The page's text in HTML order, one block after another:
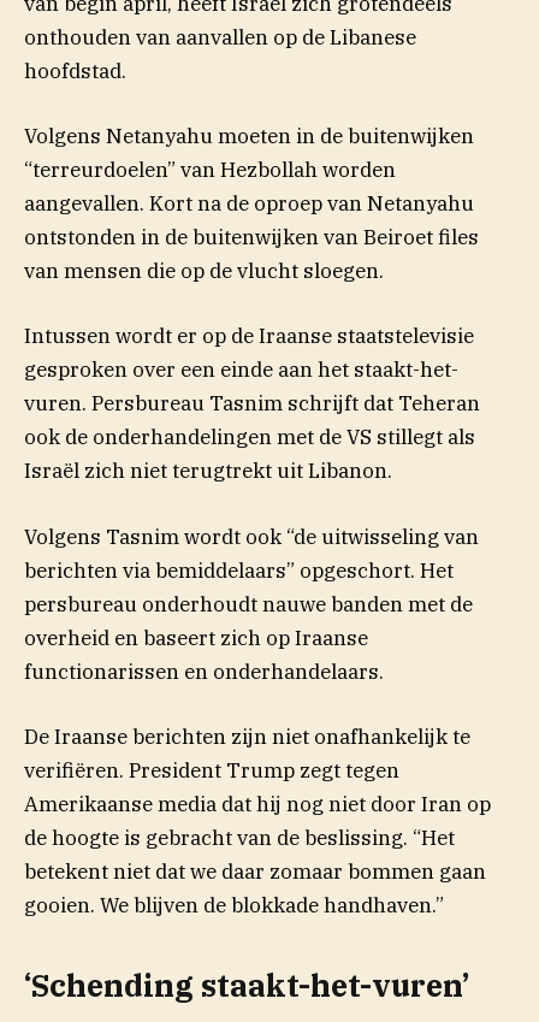
onthouden van aanvallen op de Libanese
hoofdstad.
Volgens Netanyahu moeten in de buitenwijken
“terreurdoelen” van Hezbollah worden
aangevallen. Kort na de oproep van Netanyahu
ontstonden in de buitenwijken van Beiroet files
van mensen die op de vlucht sloegen.
Intussen wordt er op de Iraanse staatstelevisie
gesproken over een einde aan het staakt-het-
vuren. Persbureau Tasnim schrijft dat Teheran
ook de onderhandelingen met de VS stillegt als
Israël zich niet terugtrekt uit Libanon.
Volgens Tasnim wordt ook “de uitwisseling van
berichten via bemiddelaars” opgeschort. Het
persbureau onderhoudt nauwe banden met de
overheid en baseert zich op Iraanse
functionarissen en onderhandelaars.
De Iraanse berichten zijn niet onafhankelijk te
verifiëren. President Trump zegt tegen
Amerikaansemedia (opent in nieuw venster)
dat hij nog niet door Iran op
de hoogte is gebracht van de beslissing. “Het
betekent niet dat we daar zomaar bommen gaan
gooien. We blijven de blokkade handhaven.”
‘Schending staakt-het-vuren’